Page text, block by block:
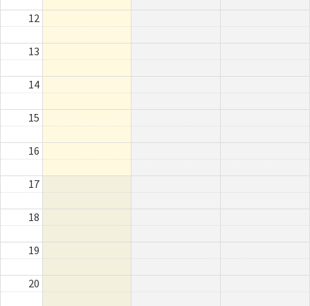
12
13
14
15
16
17
18
19
20